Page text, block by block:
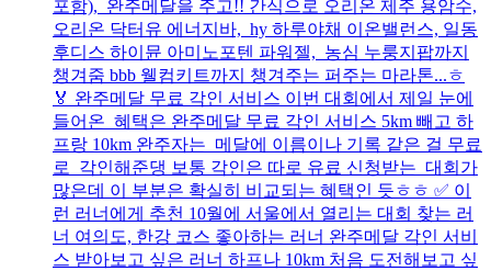
포함), 완주메달을 주고!! 간식으로 오리온 제주 용암수,
오리온 닥터유 에너지바, hy 하루야채 이온밸런스, 일동
후디스 하이뮨 아미노포텐 파워젤, 농심 누룽지팝까지
챙겨줌 bbb 웰컴키트까지 챙겨주는 퍼주는 마라톤...ㅎ
🏅 완주메달 무료 각인 서비스 이번 대회에서 제일 눈에
들어온 혜택은 완주메달 무료 각인 서비스 5km 빼고 하
프랑 10km 완주자는 메달에 이름이나 기록 같은 걸 무료
로 각인해준댕 보통 각인은 따로 유료 신청받는 대회가
많은데 이 부분은 확실히 비교되는 혜택인 듯ㅎㅎ ✅ 이
런 러너에게 추천 10월에 서울에서 열리는 대회 찾는 러
너 여의도, 한강 코스 좋아하는 러너 완주메달 각인 서비
스 받아보고 싶은 러너 하프나 10km 처음 도전해보고 싶